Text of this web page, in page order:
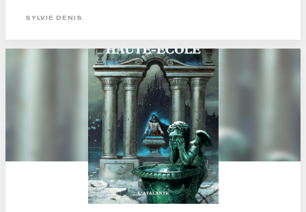
Denis,...
SYLVIE DENIS